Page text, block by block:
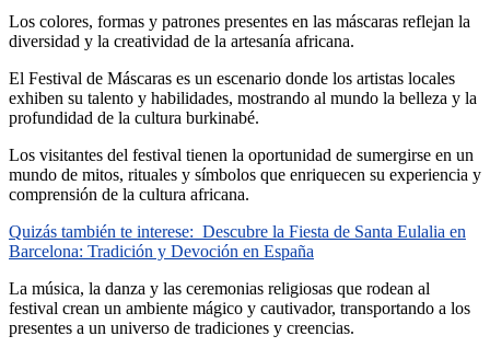
Los colores, formas y patrones presentes en las máscaras reflejan la
diversidad y la creatividad de la artesanía africana.
El Festival de Máscaras es un escenario donde los artistas locales
exhiben su talento y habilidades, mostrando al mundo la belleza y la
profundidad de la cultura burkinabé.
Los visitantes del festival tienen la oportunidad de sumergirse en un
mundo de mitos, rituales y símbolos que enriquecen su experiencia y
comprensión de la cultura africana.
Quizás también te interese: Descubre la Fiesta de Santa Eulalia en
Barcelona: Tradición y Devoción en España
La música, la danza y las ceremonias religiosas que rodean al
festival crean un ambiente mágico y cautivador, transportando a los
presentes a un universo de tradiciones y creencias.